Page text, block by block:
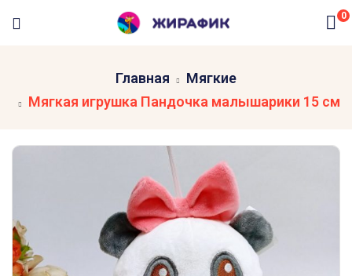
0
Главная
Мягкие
Мягкая игрушка Пандочка малышарики 15 см